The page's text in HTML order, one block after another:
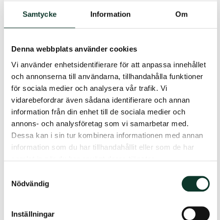
Samtycke Information Om
Denna webbplats använder cookies
Vi använder enhetsidentifierare för att anpassa innehållet
och annonserna till användarna, tillhandahålla funktioner
för sociala medier och analysera vår trafik. Vi
vidarebefordrar även sådana identifierare och annan
information från din enhet till de sociala medier och
annons- och analysföretag som vi samarbetar med.
Dessa kan i sin tur kombinera informationen med annan
information som du har tillhandahållit eller som de har
Nödvändig
Inställningar
först när hälsoprövningen godkänts av Kyrkans
pension.
– Återbetalningsskydd tecknas inte för de
medlemmar som tillhör tjänstepensionsavtal
PFA och KAP-KL
– För de medlemmar som
tillhör tjänstepensionsavtalet TPA18 tecknas
återbetalningsskyddet på framtida premier.
Om ditt hälsotillstånd förändras kan du
inkomma med en ny ansökan. Ny bedömning
kommer då att göras.
återbetalningsskydd är två månader innan